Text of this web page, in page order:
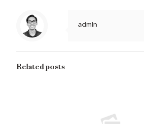
admin
Related posts